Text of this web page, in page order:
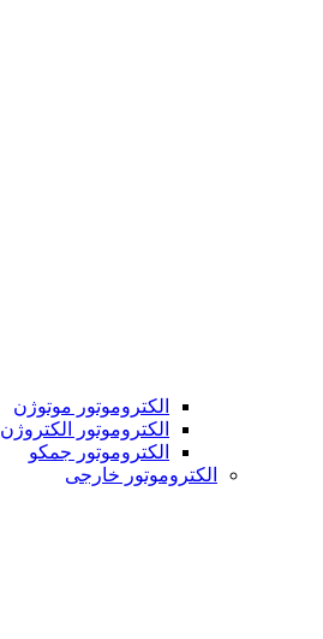
الکتروموتور موتوژن
الکتروموتور الکتروژن
الکتروموتور جمکو
الکتروموتور خارجی